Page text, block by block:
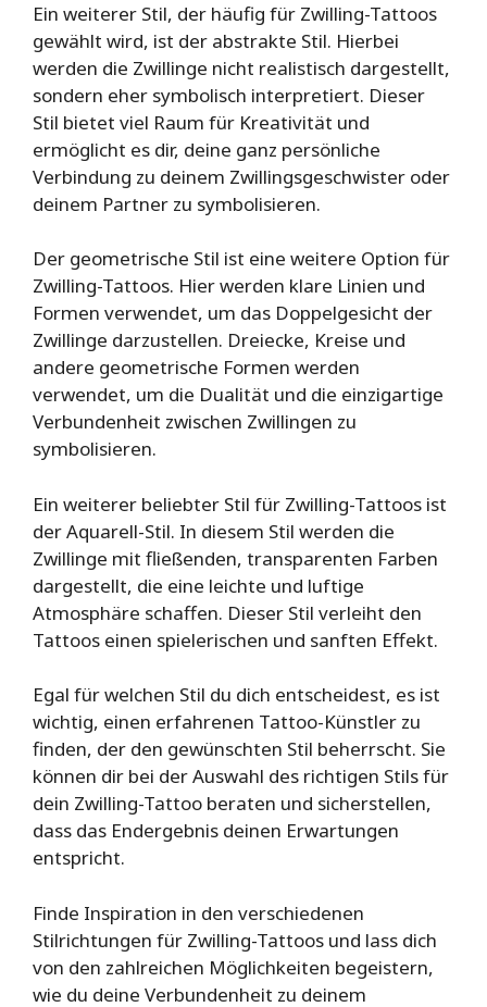
Ein weiterer Stil, der häufig für Zwilling-Tattoos
gewählt wird, ist der abstrakte Stil. Hierbei
werden die Zwillinge nicht realistisch dargestellt,
sondern eher symbolisch interpretiert. Dieser
Stil bietet viel Raum für Kreativität und
ermöglicht es dir, deine ganz persönliche
Verbindung zu deinem Zwillingsgeschwister oder
deinem Partner zu symbolisieren.
Der geometrische Stil ist eine weitere Option für
Zwilling-Tattoos. Hier werden klare Linien und
Formen verwendet, um das Doppelgesicht der
Zwillinge darzustellen. Dreiecke, Kreise und
andere geometrische Formen werden
verwendet, um die Dualität und die einzigartige
Verbundenheit zwischen Zwillingen zu
symbolisieren.
Ein weiterer beliebter Stil für Zwilling-Tattoos ist
der Aquarell-Stil. In diesem Stil werden die
Zwillinge mit fließenden, transparenten Farben
dargestellt, die eine leichte und luftige
Atmosphäre schaffen. Dieser Stil verleiht den
Tattoos einen spielerischen und sanften Effekt.
Egal für welchen Stil du dich entscheidest, es ist
wichtig, einen erfahrenen Tattoo-Künstler zu
finden, der den gewünschten Stil beherrscht. Sie
können dir bei der Auswahl des richtigen Stils für
dein Zwilling-Tattoo beraten und sicherstellen,
dass das Endergebnis deinen Erwartungen
entspricht.
Finde Inspiration in den verschiedenen
Stilrichtungen für Zwilling-Tattoos und lass dich
von den zahlreichen Möglichkeiten begeistern,
wie du deine Verbundenheit zu deinem